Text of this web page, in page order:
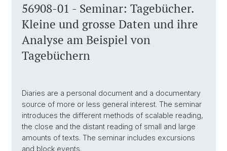
56908-01 - Seminar: Tagebücher.
Kleine und grosse Daten und ihre
Analyse am Beispiel von
Tagebüchern
Diaries are a personal document and a documentary
source of more or less general interest. The seminar
introduces the different methods of scalable reading,
the close and the distant reading of small and large
amounts of texts. The seminar includes excursions
and block events.